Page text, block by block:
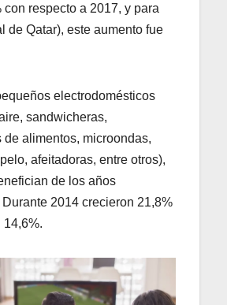
con respecto a 2017, y para
de Qatar), este aumento fue
electrodomésticos
sandwicheras,
de alimentos, microondas,
afeitadoras, entre otros),
de los años
2014 crecieron 21,8%
14,6%.